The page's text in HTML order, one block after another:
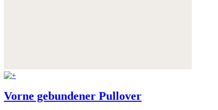
Vorne gebundener Pullover